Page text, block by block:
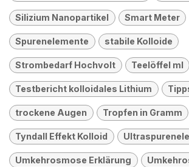
Silizium Nanopartikel Smart Meter
Spurenelemente stabile Kolloide
Strombedarf Hochvolt Teelöffel ml
Testbericht kolloidales Lithium
trockene Augen Tropfen in Gramm
Tyndall Effekt Kolloid
Umkehrosmose Erklärung